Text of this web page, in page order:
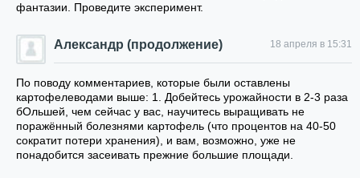
фантазии. Проведите эксперимент.
Александр (продолжение) 18 апреля в 15:31
По поводу комментариев, которые были оставлены
картофелеводами выше: 1. Добейтесь урожайности в 2-3 раза
бОльшей, чем сейчас у вас, научитесь выращивать не
поражённый болезнями картофель (что процентов на 40-50
сократит потери хранения), и вам, возможно, уже не
понадобится засеивать прежние большие площади.